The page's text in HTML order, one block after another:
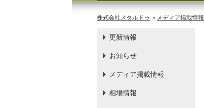
株式会社メタルドゥ » メディア掲載情報
更新情報
お知らせ
メディア掲載情報
相場情報